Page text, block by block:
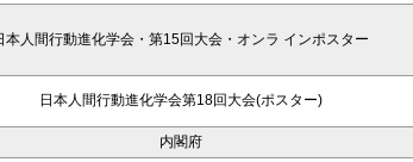
本人間行動進化学会・第15回大会・オンラ インポスター
日本人間行動進化学会第18回大会(ポスター)
内閣府